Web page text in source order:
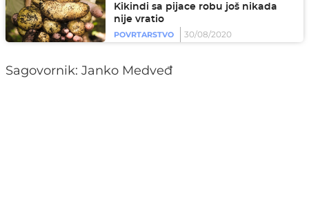
Kikindi sa pijace robu još nikada
nije vratio
POVRTARSTVO
30/08/2020
Sagovornik: Janko Medveđ